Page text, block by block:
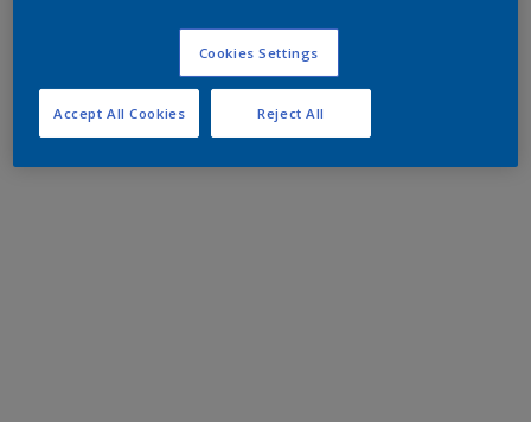
Cookies Settings
Reject All
Accept All Cookies